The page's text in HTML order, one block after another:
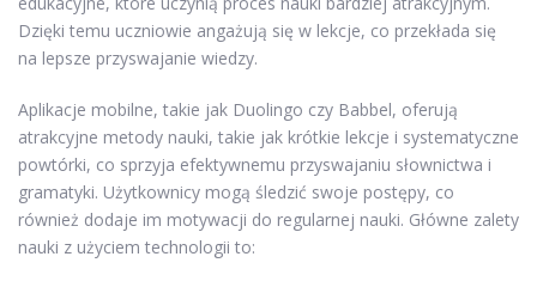
Dzięki temu uczniowie angażują się w lekcje, co przekłada się
na lepsze przyswajanie wiedzy.
Aplikacje mobilne, takie jak Duolingo czy Babbel, oferują
atrakcyjne metody nauki, takie jak krótkie lekcje i systematyczne
powtórki, co sprzyja efektywnemu przyswajaniu słownictwa i
gramatyki. Użytkownicy mogą śledzić swoje postępy, co
również dodaje im motywacji do regularnej nauki. Główne zalety
nauki z użyciem technologii to: